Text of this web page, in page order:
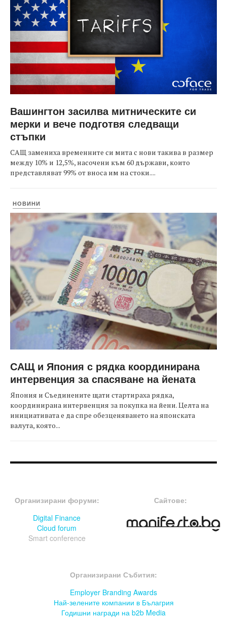
Вашингтон засилва митническите си
мерки и вече подготвя следващи
стъпки
САЩ замениха временните си мита с нови такива в размер
между 10% и 12,5%, насочени към 60 държави, които
представляват 99% от вноса им на стоки....
НОВИНИ
САЩ и Япония с рядка координирана
интервенция за спасяване на йената
Япония и Съединените щати стартираха рядка,
координирана интервенция за покупка на йени. Целта на
инициативата е да спре обезценяването на японската
валута, която...
Организирани форуми:
Digital Finance
Cloud forum
Smart conference
Сайтове:
Организирани Събития:
Employer Branding Awards
Най-зелените компании в Бълагрия
Годишни награди на b2b Media